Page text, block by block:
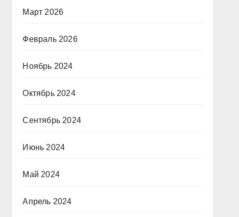
Март 2026
Февраль 2026
Ноябрь 2024
Октябрь 2024
Сентябрь 2024
Июнь 2024
Май 2024
Апрель 2024